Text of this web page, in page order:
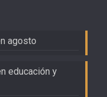
agosto
educación y